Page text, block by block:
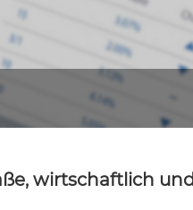
wirtschaftlich